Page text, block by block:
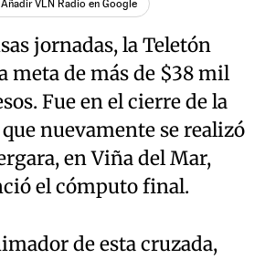
Añadir VLN Radio en Google
jornadas, la Teletón
meta de más de $38 mil
Fue en el cierre de la
nuevamente se realizó
en Viña del Mar,
el cómputo final.
de esta cruzada,